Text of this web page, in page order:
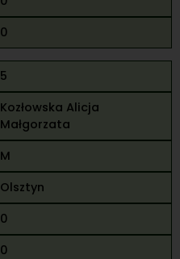
0
5
Kozłowska Alicja
Małgorzata
M
Olsztyn
0
0